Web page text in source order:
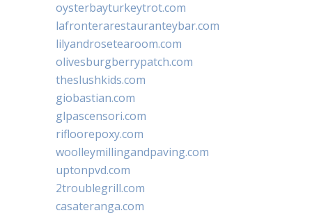
oysterbayturkeytrot.com
lafronterarestauranteybar.com
lilyandrosetearoom.com
olivesburgberrypatch.com
theslushkids.com
giobastian.com
glpascensori.com
rifloorepoxy.com
woolleymillingandpaving.com
uptonpvd.com
2troublegrill.com
casateranga.com